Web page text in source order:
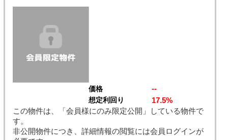
価格 --
想定利回り
17.5%
この物件は、「会員様にのみ限定公開」している物件で
す。
非公開物件につき、詳細情報の閲覧には会員ログインが